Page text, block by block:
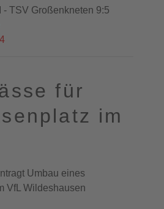
- TSV Großenkneten 9:5
für
im
Umbau eines
VfL Wildeshausen